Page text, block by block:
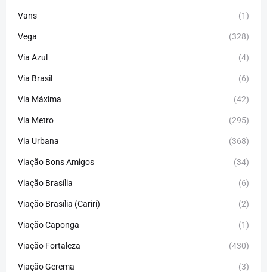
Vans (1)
Vega (328)
Via Azul (4)
Via Brasil (6)
Via Máxima (42)
Via Metro (295)
Via Urbana (368)
Viação Bons Amigos (34)
Viação Brasília (6)
Viação Brasília (Cariri) (2)
Viação Caponga (1)
Viação Fortaleza (430)
Viação Gerema (3)